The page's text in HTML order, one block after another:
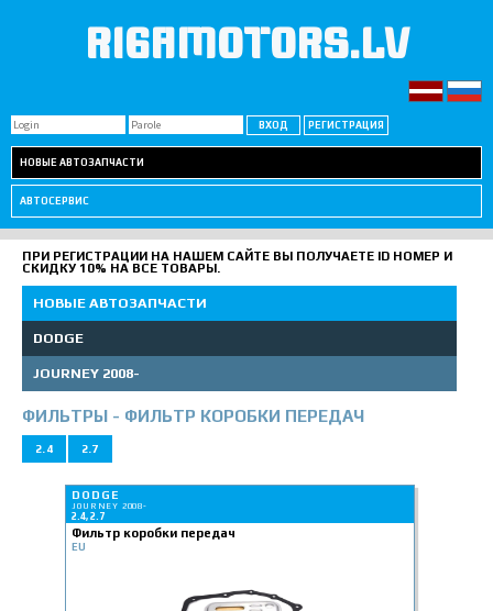
RIGAMOTORS.LV
НОВЫЕ АВТОЗАПЧАСТИ
АВТОСЕРВИС
ПРИ РЕГИСТРАЦИИ НА НАШЕМ САЙТЕ ВЫ ПОЛУЧАЕТЕ ID НОМЕР И
СКИДКУ 10% НА ВСЕ ТОВАРЫ.
НОВЫЕ АВТОЗАПЧАСТИ
DODGE
JOURNEY 2008-
ФИЛЬТРЫ - ФИЛЬТР КОРОБКИ ПЕРЕДАЧ
2.4 2.7
DODGE
JOURNEY 2008-
2.4, 2.7
Фильтр коробки передач
EU